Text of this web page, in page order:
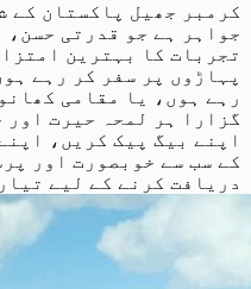
کرمبر جھیل پاکستان کے
جواہر ہے جو قدرتی حسن،
تجربات کا بہترین
پہاڑوں پر سفر کر رہے
رہے ہوں، یا مقامی
گزارا ہر لمحہ حیرت اور
اپنے بیگ پیک کریں،
کے سب سے خوبصورت اور
دریافت کرنے کے لیے